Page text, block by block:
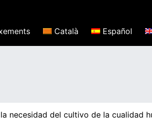
Català Español
necesidad del cultivo de la cualidad